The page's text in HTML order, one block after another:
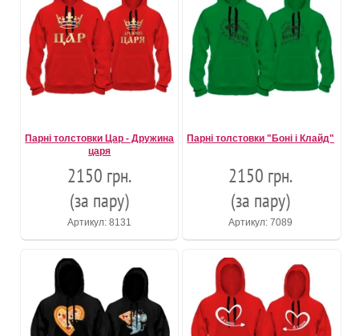
Парні толстовки Цар - Дружина
царя
2150 грн.
(за пару)
Артикул: 8131
Парні толстовки "Боні і Клайд"
2150 грн.
(за пару)
Артикул: 7089